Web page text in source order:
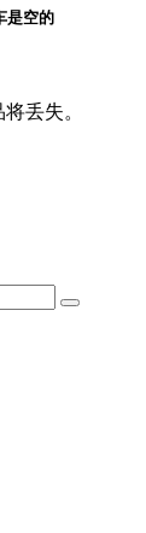
是空的
丢失。